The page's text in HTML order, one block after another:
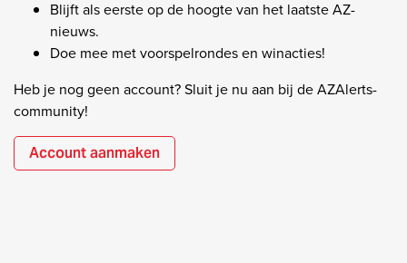
Blijft als eerste op de hoogte van het laatste AZ-
nieuws.
Doe mee met voorspelrondes en winacties!
Heb je nog geen account? Sluit je nu aan bij de AZAlerts-
community!
Account aanmaken